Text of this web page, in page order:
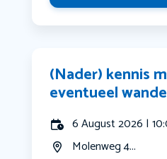
(Nader) kennis
eventueel
6 August 2026 |
Molenweg 4...